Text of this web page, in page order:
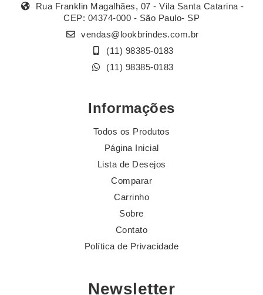
Rua Franklin Magalhães, 07 - Vila Santa Catarina -
CEP: 04374-000 - São Paulo- SP
vendas@lookbrindes.com.br
(11) 98385-0183
(11) 98385-0183
Informações
Todos os Produtos
Página Inicial
Lista de Desejos
Comparar
Carrinho
Sobre
Contato
Política de Privacidade
Newsletter